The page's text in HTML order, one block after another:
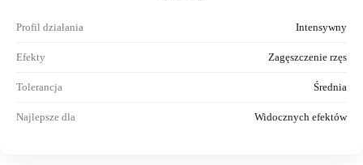
Profil działania Intensywny
Efekty Zagęszczenie rzęs
Tolerancja Średnia
Najlepsze dla Widocznych efektów